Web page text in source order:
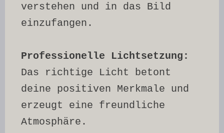
verstehen und in das Bild
einzufangen.
Professionelle Lichtsetzung:
Das richtige Licht betont
deine positiven Merkmale und
erzeugt eine freundliche
Atmosphäre.